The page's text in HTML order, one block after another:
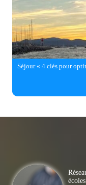
Séjour « 4 clés pour